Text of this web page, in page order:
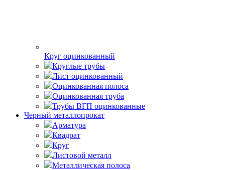
Круг оцинкованный
Круглые трубы
Лист оцинкованный
Оцинкованная полоса
Оцинкованная труба
Трубы ВГП оцинкованные
Черный металлопрокат
Арматура
Квадрат
Круг
Листовой металл
Металлическая полоса